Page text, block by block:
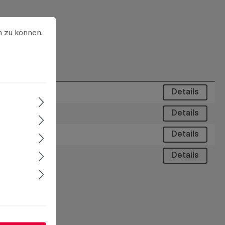
Details
Details
Details
Details
Mehr Informationen ...
zu können.